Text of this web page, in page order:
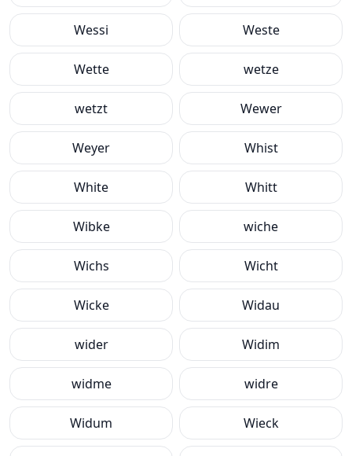
Wessi Weste
Wette wetze
wetzt Wewer
Weyer Whist
White Whitt
Wibke wiche
Wichs Wicht
Wicke Widau
wider Widim
widme widre
Widum Wieck